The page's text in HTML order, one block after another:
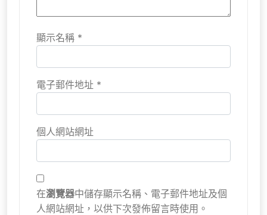
顯示名稱 *
電子郵件地址 *
個人網站網址
在瀏覽器中儲存顯示名稱、電子郵件地址及個
人網站網址，以供下次發佈留言時使用。